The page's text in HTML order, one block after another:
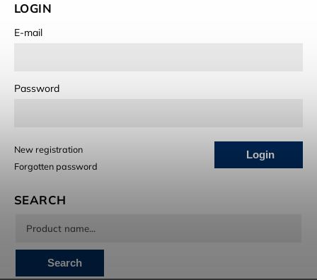
LOGIN
E-mail
Password
Login
New registration
Forgotten password
SEARCH
Search